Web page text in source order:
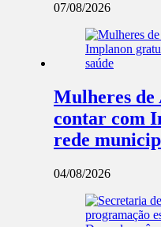
07/08/2026
Mulheres de
contar com
rede
04/08/2026